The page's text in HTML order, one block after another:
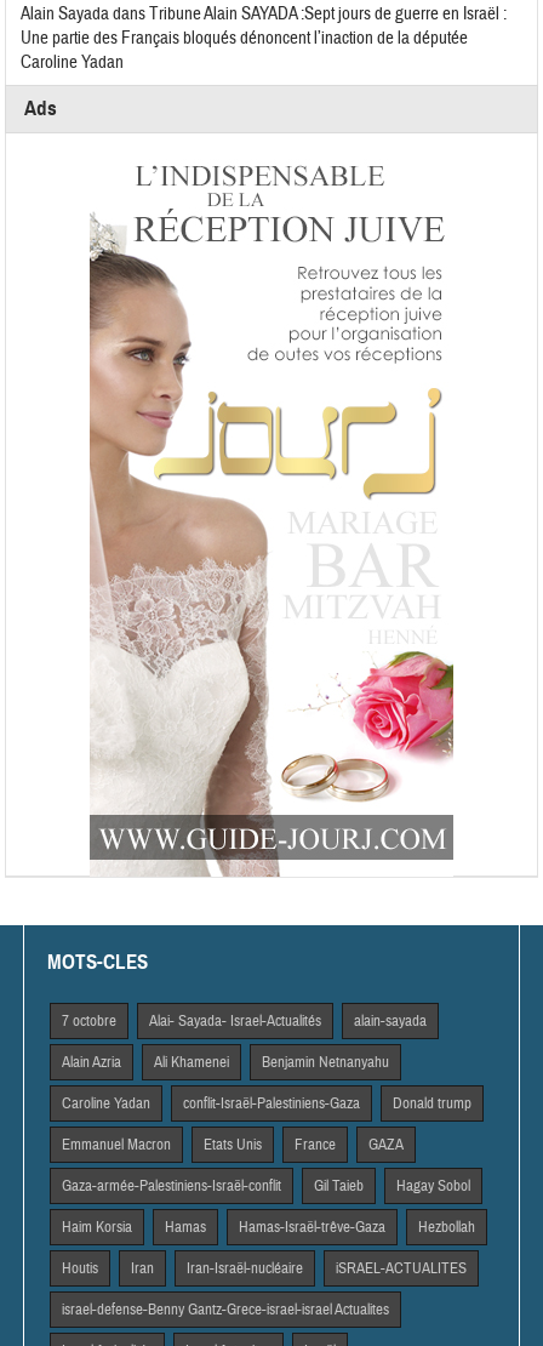
Alain SayadadansTribune Alain SAYADA :Sept jours de guerre en Israël :
Une partie des Français bloqués dénoncent l’inaction de la députée
Caroline Yadan
Ads
MOTS-CLES
7 octobre Alai- Sayada- Israel-Actualités alain-sayada
Alain Azria Ali Khamenei Benjamin Netnanyahu
Caroline Yadan conflit-Israël-Palestiniens-Gaza Donald trump
Emmanuel Macron Etats Unis France GAZA
Gaza-armée-Palestiniens-Israël-conflit Gil Taieb Hagay Sobol
Haim Korsia Hamas Hamas-Israël-trêve-Gaza Hezbollah
Houtis Iran Iran-Israël-nucléaire iSRAEL-ACTUALITES
israel-defense-Benny Gantz-Grece-israel-israel Actualites